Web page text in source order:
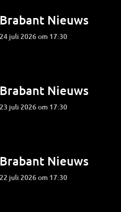
Brabant Nieuws
24 juli 2026 om 17:30
Brabant Nieuws
23 juli 2026 om 17:30
Brabant Nieuws
22 juli 2026 om 17:30